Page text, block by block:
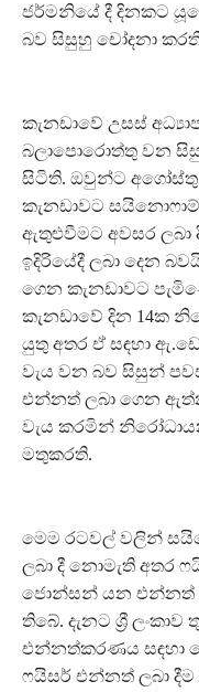
ජර්මනියේ දී දිනකට
බව සිසුහු චෝදනා
කැනඩාවේ උසස්
බලාපොරොත්තු වන
සිටිති. ඔවුන්ට අගෝස්තු
කැනඩාවට
ඇතුළුවීමට අවසර
ඉදිරියේදී ලබා දෙන
ගෙන කැනඩාවට
කැනඩාවේ දින 14ක
යුතු අතර ඒ සඳහා
වැය වන බව සිසුන්
එන්නත් ලබා ගෙන
වැය කරමින්
මතුකරති.
මෙම රටවල් වලින්
ලබා දී නොමැති අතර
ජොන්සන් යන එන්නත්
තිබේ. දැනට ශ්‍රී
එන්නත්කරණය සඳහා
ෆයිසර් එන්නත් ලබා